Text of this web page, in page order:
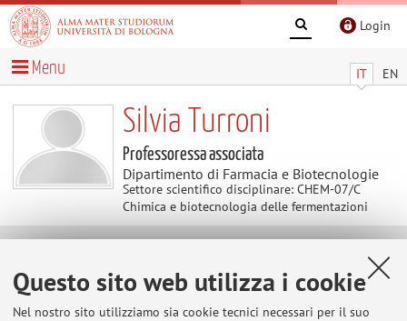
Questo sito web utilizza i cookie
Nel nostro sito utilizziamo sia cookie tecnici necessari per il suo
Login
IT EN
Menu
Silvia Turroni
Professoressa associata
Dipartimento di Farmacia e Biotecnologie
Settore scientifico disciplinare: CHEM-07/C
Chimica e biotecnologia delle fermentazioni
Contenuti utili
Al momento non sono presenti contenuti.